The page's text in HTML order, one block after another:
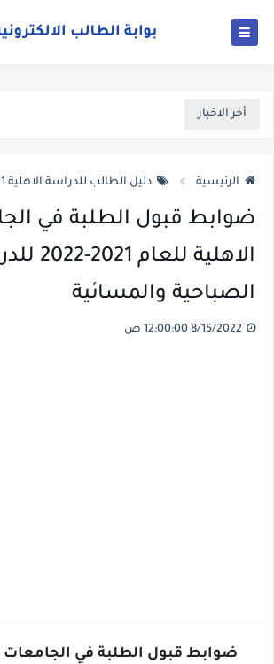
أخر الاخبار
الرئيسية دليل الطالب للدراسة الاهلية 2021-2022
ضوابط قبول الطلبة في
الاهلية
الصباحية والمسائية
ضوابط قبول الطلبة في الجامعات